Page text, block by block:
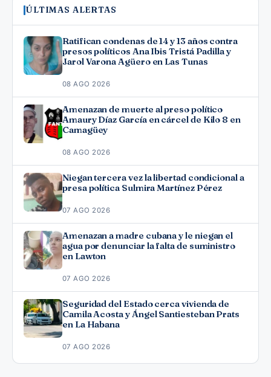
ÚLTIMAS ALERTAS
Ratifican condenas de 14 y 13 años contra
presos políticos Ana Ibis Tristá Padilla y
Jarol Varona Agüero en Las Tunas
08 AGO 2026
Amenazan de muerte al preso político
Amaury Díaz García en cárcel de Kilo 8 en
Camagüey
08 AGO 2026
Niegan tercera vez la libertad condicional a
presa política Sulmira Martínez Pérez
07 AGO 2026
Amenazan a madre cubana y le niegan el
agua por denunciar la falta de suministro
en Lawton
07 AGO 2026
Seguridad del Estado cerca vivienda de
Camila Acosta y Ángel Santiesteban Prats
en La Habana
07 AGO 2026